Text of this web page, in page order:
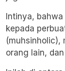
Intinya,
kepada
(muhsinholic),
orang lain,